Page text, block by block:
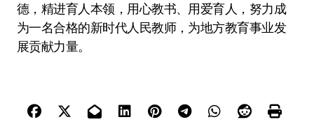
德，精进育人本领，用心教书、用爱育人，努力成
为一名合格的新时代人民教师，为地方教育事业发
展贡献力量。